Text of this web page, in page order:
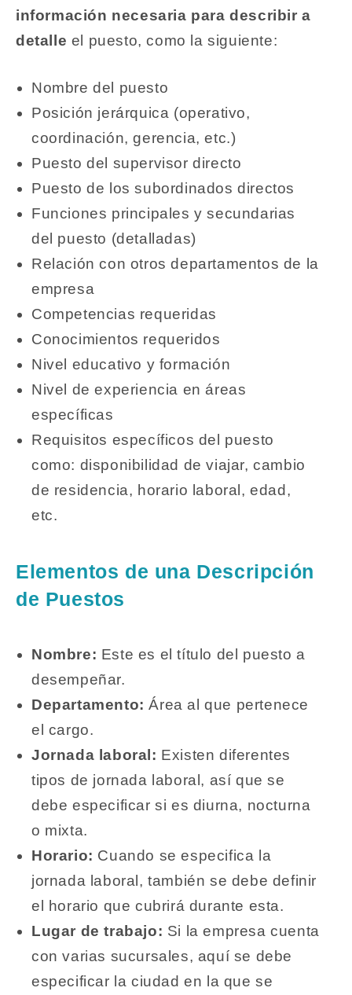
información necesaria para describir a
detalle el puesto, como la siguiente:
Nombre del puesto
Posición jerárquica (operativo,
coordinación, gerencia, etc.)
Puesto del supervisor directo
Puesto de los subordinados directos
Funciones principales y secundarias
del puesto (detalladas)
Relación con otros departamentos de la
empresa
Competencias requeridas
Conocimientos requeridos
Nivel educativo y formación
Nivel de experiencia en áreas
específicas
Requisitos específicos del puesto
como: disponibilidad de viajar, cambio
de residencia, horario laboral, edad,
etc.
Elementos de una Descripción
de Puestos
Nombre: Este es el título del puesto a
desempeñar.
Departamento: Área al que pertenece
el cargo.
Jornada laboral: Existen diferentes
tipos de jornada laboral, así que se
debe especificar si es diurna, nocturna
o mixta.
Horario: Cuando se especifica la
jornada laboral, también se debe definir
el horario que cubrirá durante esta.
Lugar de trabajo: Si la empresa cuenta
con varias sucursales, aquí se debe
especificar la ciudad en la que se